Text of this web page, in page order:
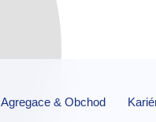
Agregace & Obchod